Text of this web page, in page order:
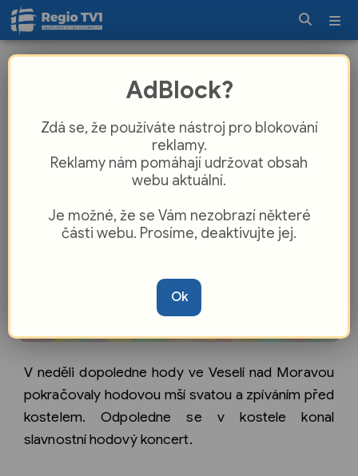
bohoslužba a slavnostní koncert
V neděli dopoledne hody ve Veselí nad Moravou
pokračovaly hodovou mší svatou a zpíváním před
kostelem. Odpoledne se v kostele konal
slavnostní hodový koncert.
AdBlock?
Zdá se, že používáte nástroj pro blokování
reklamy.
Reklamy nám pomáhají udržovat obsah
webu aktuální.
Je možné, že se Vám nezobrazí některé
části webu. Prosíme, deaktivujte jej.
Ok